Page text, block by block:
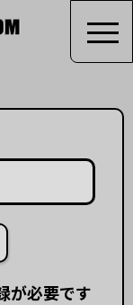
が必要です